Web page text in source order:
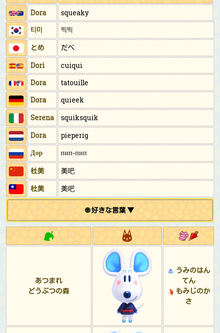
Dora
squeaky
티미
찍찍
とめ
だべ
Dori
cuiqui
Dora
tatouille
Dora
quieek
Serena
squiksquik
Dora
pieperig
Дор пип-пип
杜美
美吧
杜美
美吧
🌐 好きな言葉 ▼
あつまれ
どうぶつの森
うみのはん
てん
もみじのか
さ